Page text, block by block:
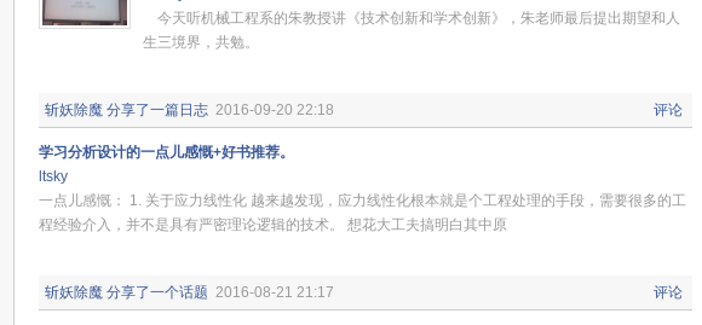
今天听机械工程系的朱教授讲《技术创新和学术创新》，朱老师最后提出期望和人
生三境界，共勉。
评论
斩妖除魔 分享了一篇日志 2016-09-20 22:18
学习分析设计的一点儿感慨+好书推荐。
ltsky
一点儿感慨： 1. 关于应力线性化 越来越发现，应力线性化根本就是个工程处理的手段，需要很多的工
程经验介入，并不是具有严密理论逻辑的技术。 想花大工夫搞明白其中原
评论
斩妖除魔 分享了一个话题 2016-08-21 21:17